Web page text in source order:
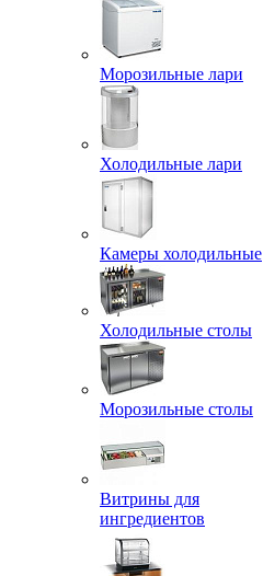
Морозильные лари
Холодильные лари
Камеры холодильные
Холодильные столы
Морозильные столы
Витрины для
ингредиентов